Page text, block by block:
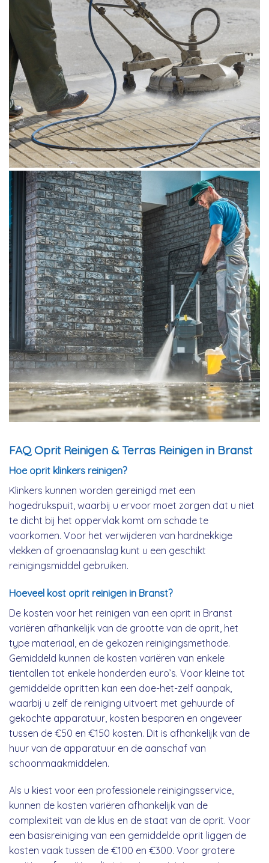
FAQ Oprit Reinigen & Terras Reinigen in Branst
Hoe oprit klinkers reinigen?
Klinkers kunnen worden gereinigd met een
hogedrukspuit, waarbij u ervoor moet zorgen dat u niet
te dicht bij het oppervlak komt om schade te
voorkomen. Voor het verwijderen van hardnekkige
vlekken of groenaanslag kunt u een geschikt
reinigingsmiddel gebruiken.
Hoeveel kost oprit reinigen in Branst?
De kosten voor het reinigen van een oprit in Branst
variëren afhankelijk van de grootte van de oprit, het
type materiaal, en de gekozen reinigingsmethode.
Gemiddeld kunnen de kosten variëren van enkele
tientallen tot enkele honderden euro’s. Voor kleine tot
gemiddelde opritten kan een doe-het-zelf aanpak,
waarbij u zelf de reiniging uitvoert met gehuurde of
gekochte apparatuur, kosten besparen en ongeveer
tussen de €50 en €150 kosten. Dit is afhankelijk van de
huur van de apparatuur en de aanschaf van
schoonmaakmiddelen.
Als u kiest voor een professionele reinigingsservice,
kunnen de kosten variëren afhankelijk van de
complexiteit van de klus en de staat van de oprit. Voor
een basisreiniging van een gemiddelde oprit liggen de
kosten vaak tussen de €100 en €300. Voor grotere